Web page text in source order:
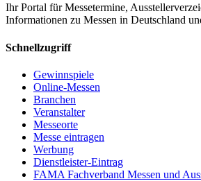
Ihr Portal für Messetermine,
Informationen zu Messen in Deutschland
Schnellzugriff
Gewinnspiele
Online-Messen
Branchen
Veranstalter
Messeorte
Messe eintragen
Werbung
Dienstleister-Eintrag
FAMA Fachverband Messen und